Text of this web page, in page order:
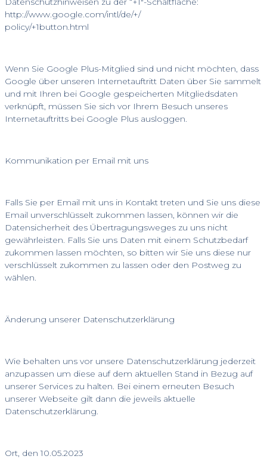
http://www.google.com/intl/de/+/
policy/+1button.html
Wenn Sie Google Plus-Mitglied sind und nicht möchten, dass
Google über unseren Internetauftritt Daten über Sie sammelt
und mit Ihren bei Google gespeicherten Mitgliedsdaten
verknüpft, müssen Sie sich vor Ihrem Besuch unseres
Internetauftritts bei Google Plus ausloggen.
Kommunikation per Email mit uns
Falls Sie per Email mit uns in Kontakt treten und Sie uns diese
Email unverschlüsselt zukommen lassen, können wir die
Datensicherheit des Übertragungsweges zu uns nicht
gewährleisten. Falls Sie uns Daten mit einem Schutzbedarf
zukommen lassen möchten, so bitten wir Sie uns diese nur
verschlüsselt zukommen zu lassen oder den Postweg zu
wählen.
Änderung unserer Datenschutzerklärung
Wie behalten uns vor unsere Datenschutzerklärung jederzeit
anzupassen um diese auf dem aktuellen Stand in Bezug auf
unserer Services zu halten. Bei einem erneuten Besuch
unserer Webseite gilt dann die jeweils aktuelle
Datenschutzerklärung.
Ort, den 10.05.2023